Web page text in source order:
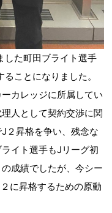
した町田ブライト選手
ことになりました。
カレッジに所属してい
人として契約交渉に関
２昇格を争い、残念な
イト選手もJリーグ初
成績でしたが、今シー
に昇格するための原動